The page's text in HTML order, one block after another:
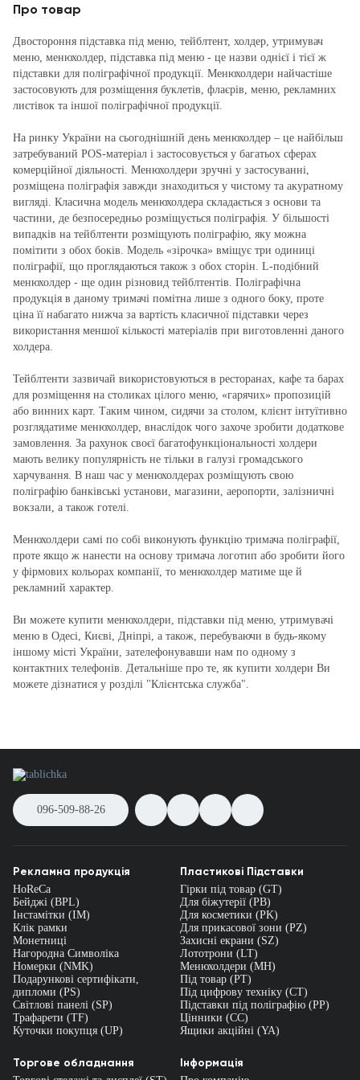
Про товар
Двостороння підставка під меню, тейблтент, холдер, утримувач
меню, менюхолдер, підставка під меню - це назви однієї і тієї ж
підставки для поліграфічної продукції. Менюхолдери найчастіше
застосовують для розміщення буклетів, флаєрів, меню, рекламних
листівок та іншої поліграфічної продукції.
На ринку України на сьогоднішній день менюхолдер – це найбільш
затребуваний POS-матеріал і застосовується у багатьох сферах
комерційної діяльності. Менюхолдери зручні у застосуванні,
розміщена поліграфія завжди знаходиться у чистому та акуратному
вигляді. Класична модель менюхолдера складається з основи та
частини, де безпосередньо розміщується поліграфія. У більшості
випадків на тейблтенти розміщують поліграфію, яку можна
помітити з обох боків. Модель «зірочка» вміщує три одиниці
поліграфії, що проглядаються також з обох сторін. L-подібний
менюхолдер - ще один різновид тейблтентів. Поліграфічна
продукція в даному тримачі помітна лише з одного боку, проте
ціна її набагато нижча за вартість класичної підставки через
використання меншої кількості матеріалів при виготовленні даного
холдера.
Тейблтенти зазвичай використовуються в ресторанах, кафе та барах
для розміщення на столиках цілого меню, «гарячих» пропозицій
або винних карт. Таким чином, сидячи за столом, клієнт інтуїтивно
розглядатиме менюхолдер, внаслідок чого захоче зробити додаткове
замовлення. За рахунок своєї багатофункціональності холдери
мають велику популярність не тільки в галузі громадського
харчування. В наш час у менюхолдерах розміщують свою
поліграфію банківські установи, магазини, аеропорти, залізничні
вокзали, а також готелі.
Менюхолдери самі по собі виконують функцію тримача поліграфії,
проте якщо ж нанести на основу тримача логотип або зробити його
у фірмових кольорах компанії, то менюхолдер матиме ще й
рекламний характер.
Ви можете купити менюхолдери, підставки під меню, утримувачі
меню в Одесі, Києві, Дніпрі, а також, перебуваючи в будь-якому
іншому місті України, зателефонувавши нам по одному з
контактних телефонів. Детальніше про те, як купити холдери Ви
можете дізнатися у розділі "Клієнтська служба".
096-509-88-26
Рекламна продукція
HoReCa
Бейджі (BPL)
Інстамітки (IM)
Клік рамки
Монетниці
Нагородна Символіка
Номерки (NMK)
Подарункові сертифікати,
дипломи (PS)
Світлові панелі (SP)
Трафарети (TF)
Куточки покупця (UP)
Пластикові Підставки
Гірки під товар (GT)
Для біжутерії (PB)
Для косметики (PK)
Для прикасової зони (PZ)
Захисні екрани (SZ)
Лототрони (LT)
Менюхолдери (MH)
Під товар (PT)
Під цифрову техніку (CT)
Підставки під поліграфію (PP)
Цінники (СС)
Ящики акційні (YA)
Торгове обладнання Інформація